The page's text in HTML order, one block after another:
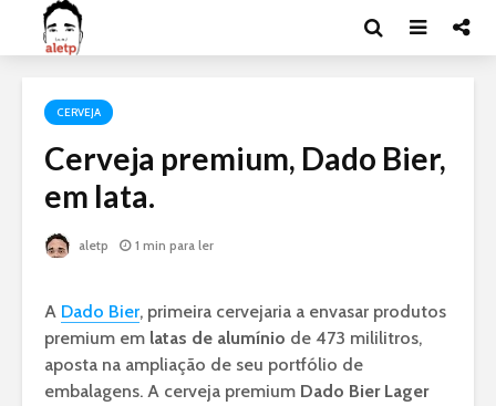
CERVEJA
Cerveja premium, Dado Bier,
em lata.
aletp 1 min para ler
A Dado Bier, primeira cervejaria a envasar produtos
premium em latas de alumínio de 473 mililitros,
aposta na ampliação de seu portfólio de
embalagens. A cerveja premium Dado Bier Lager